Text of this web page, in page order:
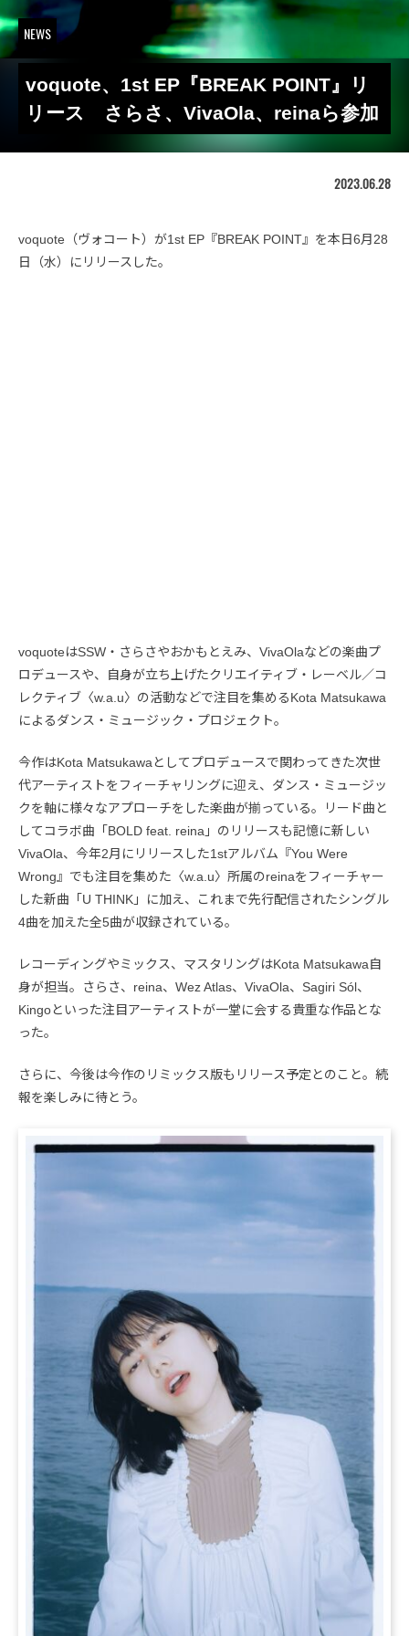
NEWS
voquote、1st EP『BREAK POINT』リ
リース さらさ、VivaOla、reinaら参加
2023.06.28
voquote（ヴォコート）が1st EP『BREAK POINT』を本日6月28
日（水）にリリースした。
voquoteはSSW・さらさやおかもとえみ、VivaOlaなどの楽曲プ
ロデュースや、自身が立ち上げたクリエイティブ・レーベル／コ
レクティブ〈w.a.u〉の活動などで注目を集めるKota Matsukawa
によるダンス・ミュージック・プロジェクト。
今作はKota Matsukawaとしてプロデュースで関わってきた次世
代アーティストをフィーチャリングに迎え、ダンス・ミュージッ
クを軸に様々なアプローチをした楽曲が揃っている。リード曲と
してコラボ曲「BOLD feat. reina」のリリースも記憶に新しい
VivaOla、今年2月にリリースした1stアルバム『You Were
Wrong』でも注目を集めた〈w.a.u〉所属のreinaをフィーチャー
した新曲「U THINK」に加え、これまで先行配信されたシングル
4曲を加えた全5曲が収録されている。
レコーディングやミックス、マスタリングはKota Matsukawa自
身が担当。さらさ、reina、Wez Atlas、VivaOla、Sagiri Sól、
Kingoといった注目アーティストが一堂に会する貴重な作品とな
った。
さらに、今後は今作のリミックス版もリリース予定とのこと。続
報を楽しみに待とう。